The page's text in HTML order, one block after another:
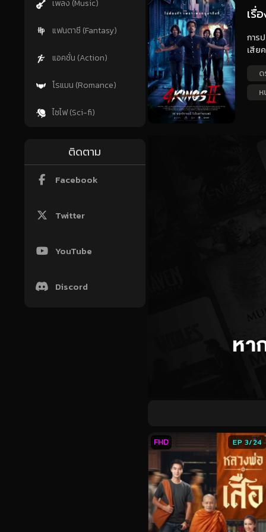
เพลง (Music)
แฟนตาซี (Fantasy)
แอคชั่น (Action)
โรแมน (Romance)
ไซไฟ (Sci-fi)
ติดตาม
Facebook
Twitter
YouTube
Discord
เรื่
การ
เสีย
ด
ห
EP 3/24
FHD